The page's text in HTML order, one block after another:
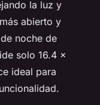
la luz y
abierto y
noche de
solo 16.4 x
ideal para